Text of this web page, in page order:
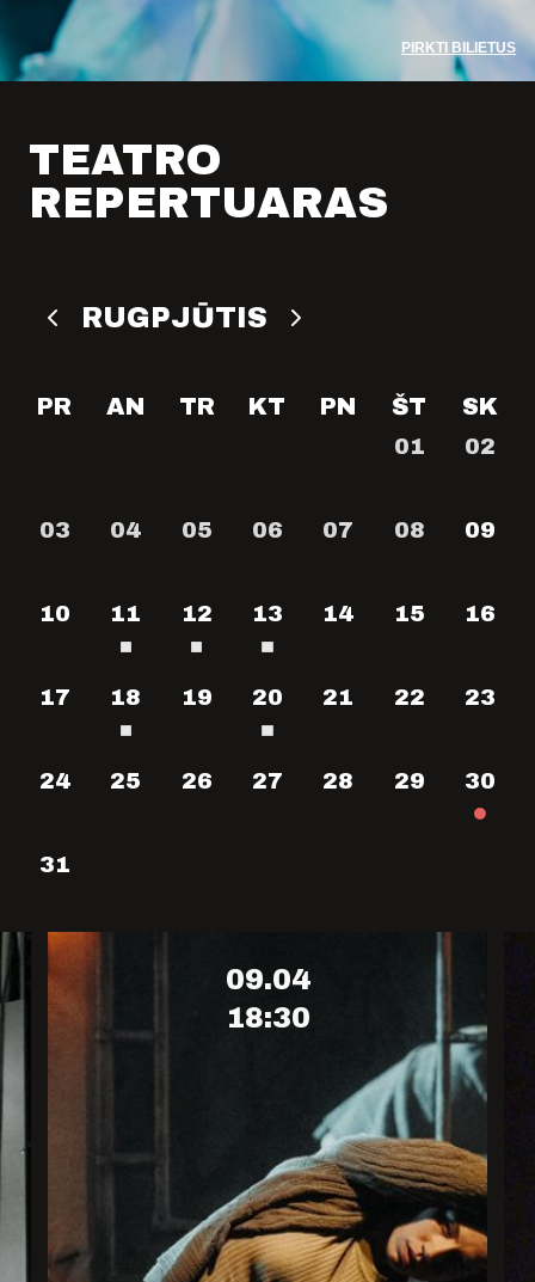
KONTAKTAI
PARTNERIAI
TEATRO KASA
PRISIJUNGTI -
PIRKTI BILIETUS
TEATRO
REPERTUARAS
RUGPJŪTIS
PR
03
10
17
24
31
AN
04
11
18
25
TR
05
12
19
26
KT
06
13
20
27
PN
07
14
21
28
ŠT
01
08
15
22
29
SK
02
09
16
23
30
09.04
18:30
PREMJERA - 09.18–19
PIRKTI BILIETUS